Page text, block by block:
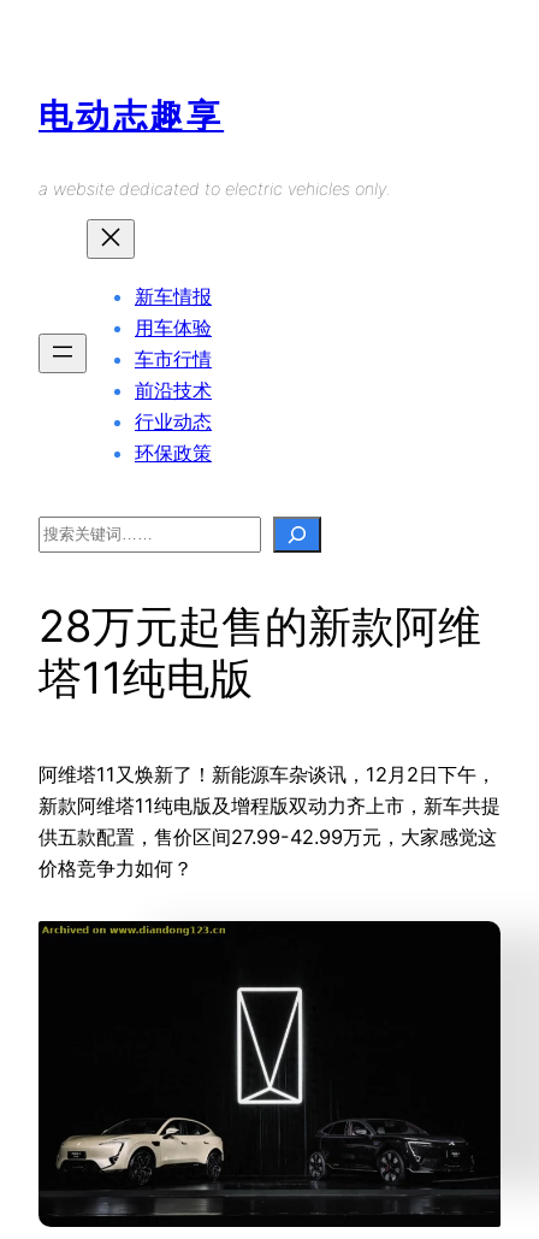
电动志趣享
a website dedicated to electric vehicles only.
新车情报
用车体验
车市行情
前沿技术
行业动态
环保政策
Search
28万元起售的新款阿维
塔11纯电版
阿维塔11又焕新了！新能源车杂谈讯，12月2日下午，
新款阿维塔11纯电版及增程版双动力齐上市，新车共提
供五款配置，售价区间27.99-42.99万元，大家感觉这
价格竞争力如何？